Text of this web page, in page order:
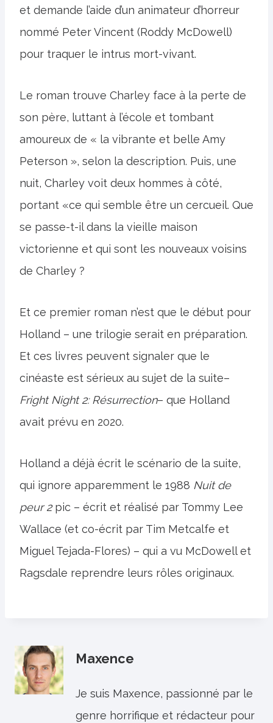
et demande l’aide d’un animateur d’horreur
nommé Peter Vincent (Roddy McDowell)
pour traquer le intrus mort-vivant.
Le roman trouve Charley face à la perte de
son père, luttant à l’école et tombant
amoureux de « la vibrante et belle Amy
Peterson », selon la description. Puis, une
nuit, Charley voit deux hommes à côté,
portant «ce qui semble être un cercueil. Que
se passe-t-il dans la vieille maison
victorienne et qui sont les nouveaux voisins
de Charley ?
Et ce premier roman n’est que le début pour
Holland – une trilogie serait en préparation.
Et ces livres peuvent signaler que le
cinéaste est sérieux au sujet de la suite–
Fright Night 2: Résurrection– que Holland
avait prévu en 2020.
Holland a déjà écrit le scénario de la suite,
qui ignore apparemment le 1988 Nuit de
peur 2pic – écrit et réalisé par Tommy Lee
Wallace (et co-écrit par Tim Metcalfe et
Miguel Tejada-Flores) – qui a vu McDowell et
Ragsdale reprendre leurs rôles originaux.
Maxence
Je suis Maxence, passionné par le
genre horrifique et rédacteur pour